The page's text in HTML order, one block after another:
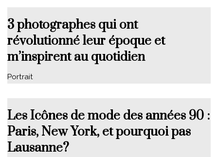
3 photographes qui ont
révolutionné leur époque et
m’inspirent au quotidien
Portrait
Les Icônes de mode des années 90 :
Paris, New York, et pourquoi pas
Lausanne?